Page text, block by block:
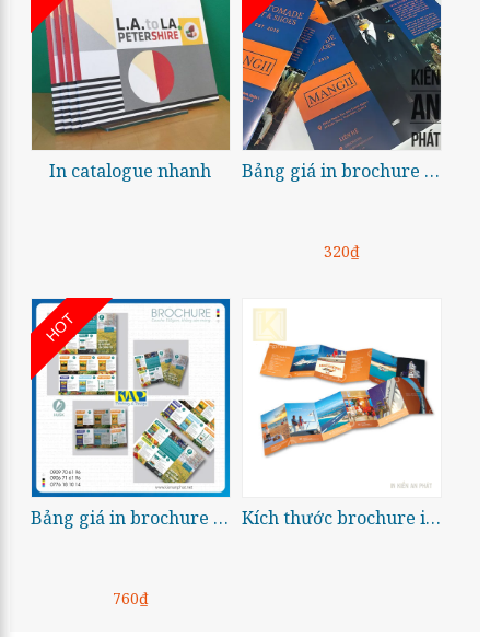
In catalogue nhanh Bảng giá in brochure A4
320₫
HOT
Bảng giá in brochure A3
760₫
Kích thước brochure in theo yêu cầu